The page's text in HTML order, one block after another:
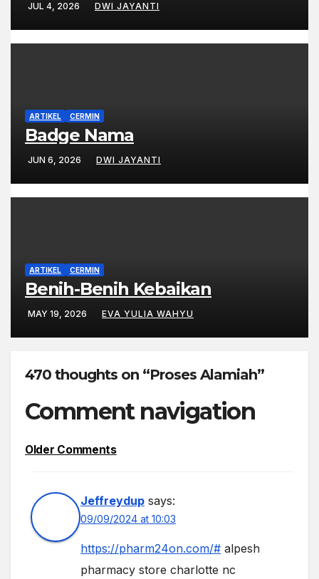
JUL 4, 2026 DWI JAYANTI
ARTIKEL CERMIN
Badge Nama
JUN 6, 2026 DWI JAYANTI
ARTIKEL CERMIN
Benih-Benih Kebaikan
MAY 19, 2026 EVA YULIA WAHYU
470 thoughts on “Proses Alamiah”
Comment navigation
Older Comments
Jeffreydup says:
09/09/2024 at 10:03
https://pharm24on.com/# alpesh
pharmacy store charlotte nc